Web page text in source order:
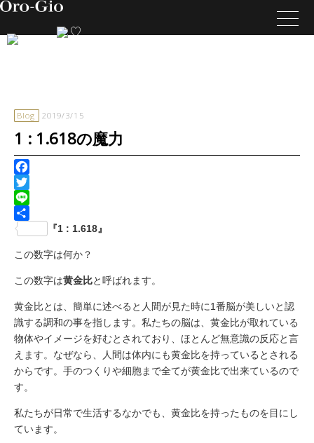
Blog 2019/3/15
1 : 1.618の魔力
Facebook
Twitter
Line
共
『1 : 1.618』
この数字は何か？
この数字は黄金比と呼ばれます。
黄金比とは、簡単に述べると人間が見た時に1番脳が美しいと認
識する調和の事を指します。私たちの脳は、黄金比が取れている
物体やイメージを好むとされており、ほとんど無意識の反応と言
えます。なぜなら、人間は体内にも黄金比を持っているとされる
からです。手のつくりや細胞まで全てが黄金比で出来ているので
す。
私たちが日常で生活するなかでも、黄金比を持ったものを目にし
ています。